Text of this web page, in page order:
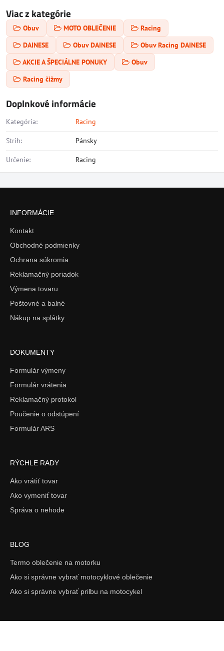
Viac z kategórie
Obuv MOTO OBLEČENIE
Racing
DAINESE
Obuv DAINESE
Obuv Racing DAINESE
AKCIE A ŠPECIÁLNE PONUKY
Obuv
Racing čižmy
Doplnkové informácie
Kategória: Racing
Strih: Pánsky
Určenie: Racing
INFORMÁCIE
Kontakt
Obchodné podmienky
Ochrana súkromia
Reklamačný poriadok
Výmena tovaru
Poštovné a balné
Nákup na splátky
DOKUMENTY
Formulár výmeny
Formulár vrátenia
Reklamačný protokol
Poučenie o odstúpení
Formulár ARS
RÝCHLE RADY
Ako vrátiť tovar
Ako vymeniť tovar
Správa o nehode
BLOG
Termo oblečenie na motorku
Ako si správne vybrať motocyklové oblečenie
Ako si správne vybrať prilbu na motocykel